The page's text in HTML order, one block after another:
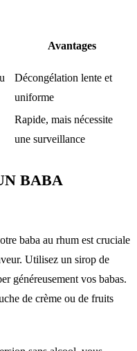
Avantages
Décongélation lente et
uniforme
Rapide, mais nécessite
une surveillance
BABA
baba au rhum est cruciale
Utilisez un sirop de
généreusement vos babas.
de crème ou de fruits